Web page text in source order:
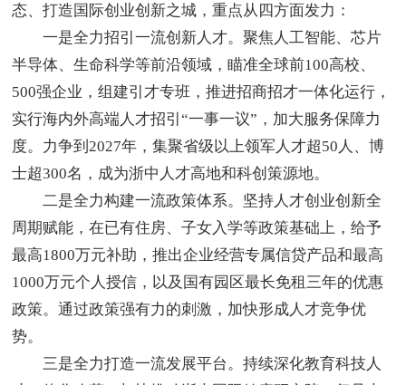
态、打造国际创业创新之城，重点从四方面发力：
一是全力招引一流创新人才。聚焦人工智能、芯片
半导体、生命科学等前沿领域，瞄准全球前100高校、
500强企业，组建引才专班，推进招商招才一体化运行，
实行海内外高端人才招引“一事一议”，加大服务保障力
度。力争到2027年，集聚省级以上领军人才超50人、博
士超300名，成为浙中人才高地和科创策源地。
二是全力构建一流政策体系。坚持人才创业创新全
周期赋能，在已有住房、子女入学等政策基础上，给予
最高1800万元补助，推出企业经营专属信贷产品和最高
1000万元个人授信，以及国有园区最长免租三年的优惠
政策。通过政策强有力的刺激，加快形成人才竞争优
势。
三是全力打造一流发展平台。持续深化教育科技人